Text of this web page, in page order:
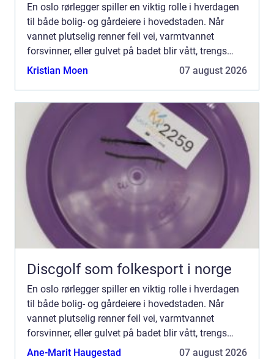
En oslo rørlegger spiller en viktig rolle i hverdagen
til både bolig- og gårdeiere i hovedstaden. Når
vannet plutselig renner feil vei, varmtvannet
forsvinner, eller gulvet på badet blir vått, trengs
fagfolk som rykker ut raskt og gjør en grundig job...
Kristian Moen 07 august 2026
Discgolf som folkesport i norge
En oslo rørlegger spiller en viktig rolle i hverdagen
til både bolig- og gårdeiere i hovedstaden. Når
vannet plutselig renner feil vei, varmtvannet
forsvinner, eller gulvet på badet blir vått, trengs
fagfolk som rykker ut raskt og gjør en grundig job...
Ane-Marit Haugestad 07 august 2026